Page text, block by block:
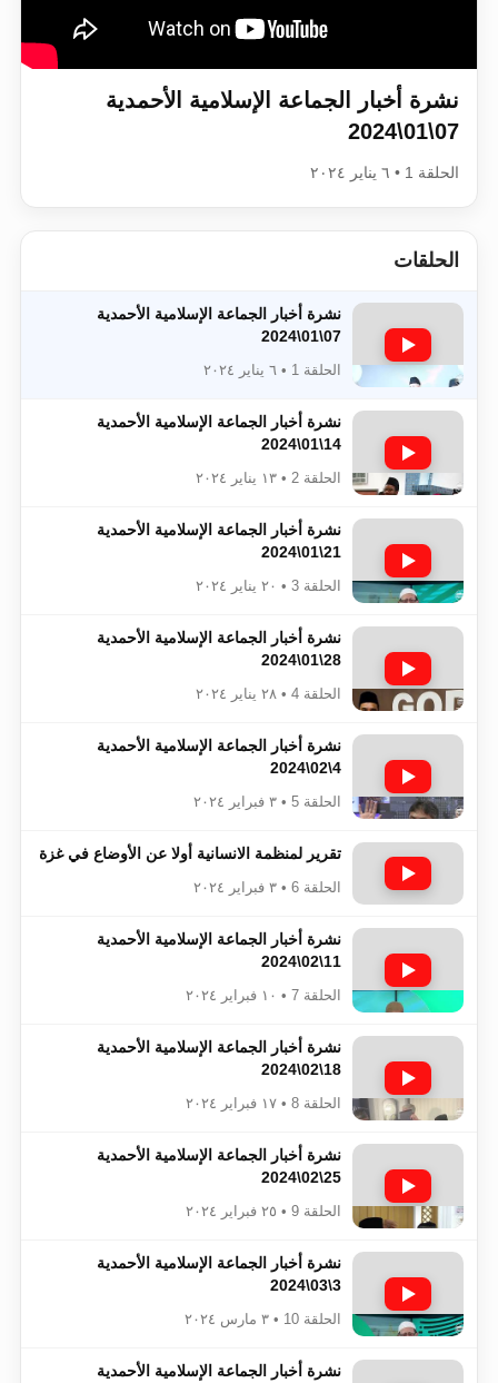
اقرأ هذا الكتاب وتعرّف على حقيقة
نشرة أخبار الجماعة الإسلامية الأحمدية
07\01\2024
الحلقة 1 • ٦ يناير ٢٠٢٤
الحلقات
نشرة أخبار الجماعة الإسلامية الأحمدية
07\01\2024
الحلقة 1 • ٦ يناير ٢٠٢٤
نشرة أخبار الجماعة الإسلامية الأحمدية
14\01\2024
الحلقة 2 • ١٣ يناير ٢٠٢٤
نشرة أخبار الجماعة الإسلامية الأحمدية
21\01\2024
الحلقة 3 • ٢٠ يناير ٢٠٢٤
نشرة أخبار الجماعة الإسلامية الأحمدية
28\01\2024
الحلقة 4 • ٢٨ يناير ٢٠٢٤
نشرة أخبار الجماعة الإسلامية الأحمدية
4\02\2024
الحلقة 5 • ٣ فبراير ٢٠٢٤
تقرير لمنظمة الانسانية أولا عن الأوضاع في غزة
الحلقة 6 • ٣ فبراير ٢٠٢٤
نشرة أخبار الجماعة الإسلامية الأحمدية
11\02\2024
الحلقة 7 • ١٠ فبراير ٢٠٢٤
نشرة أخبار الجماعة الإسلامية الأحمدية
18\02\2024
الحلقة 8 • ١٧ فبراير ٢٠٢٤
نشرة أخبار الجماعة الإسلامية الأحمدية
25\02\2024
الحلقة 9 • ٢٥ فبراير ٢٠٢٤
نشرة أخبار الجماعة الإسلامية الأحمدية
3\03\2024
الحلقة 10 • ٣ مارس ٢٠٢٤
نشرة أخبار الجماعة الإسلامية الأحمدية